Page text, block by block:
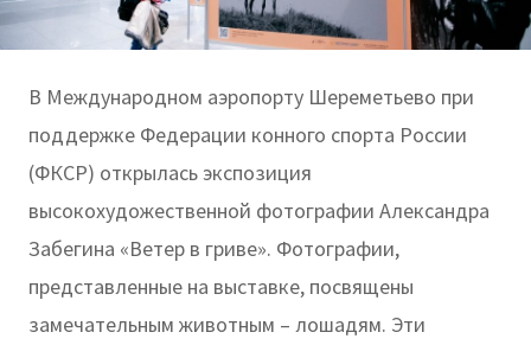
В Международном аэропорту Шереметьево при
поддержке Федерации конного спорта России
(ФКСР) открылась экспозиция
высокохудожественной фотографии Александра
Забегина «Ветер в гриве». Фотографии,
представленные на выставке, посвящены
замечательным животным – лошадям. Эти